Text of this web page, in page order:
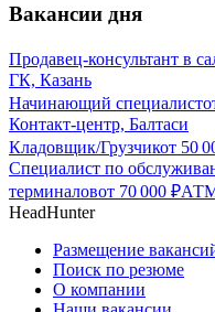
Вакансии дня
Продавец-консультант в
ГК, Казань
Начинающий специалист
Контакт-центр, Балтаси
Кладовщик/Грузчикот 50
Специалист по
терминаловот 70 000 ₽
HeadHunter
Размещение
Поиск по резюме
О компании